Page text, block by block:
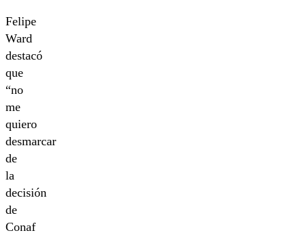
Felipe
Ward
destacó
que
“no
me
quiero
desmarcar
de
la
decisión
de
Conaf